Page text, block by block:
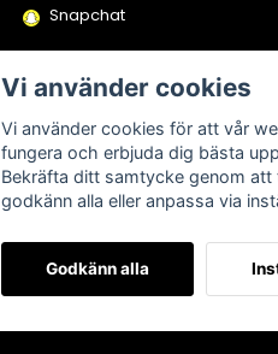
Snapchat
Om oss
Vi använder cookies
Vi använder cookies för att vår
fungera och erbjuda dig bästa
Bekräfta ditt samtycke genom att
godkänn alla eller anpassa via
Godkänn alla